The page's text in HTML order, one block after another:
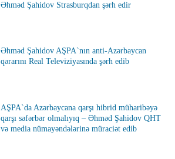
Əhməd Şahidov Strasburqdan şərh edir
Əhməd Şahidov AŞPA`nın anti-Azərbaycan
qərarını Real Televiziyasında şərh edib
AŞPA`da Azərbaycana qarşı hibrid müharibəyə
qarşı səfərbər olmalıyıq – Əhməd Şahidov QHT
və media nümayəndələrinə müraciət edib